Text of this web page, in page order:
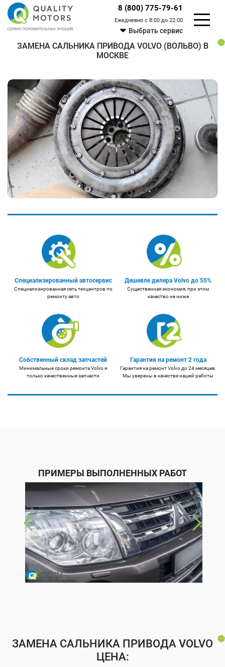
8 (800) 775-79-61
Ежедневно с 8:00 до 22:00
Выбрать сервис
ЗАМЕНА САЛЬНИКА ПРИВОДА VOLVO (ВОЛЬВО) В
МОСКВЕ
Специализированный автосервис
Специализированная сеть техцентров по
ремонту авто
Дешевле дилера Volvo до 55%
Существенная экономия, при этом
качество не ниже
Собственный склад запчастей
Минимальные сроки ремонта Volvo и
только качественные запчасти
Гарантия на ремонт 2 года
Гарантия на ремонт Volvo до 24 месяцев.
Мы уверены в качестве нашей работы
ПРИМЕРЫ ВЫПОЛНЕННЫХ РАБОТ
ЗАМЕНА САЛЬНИКА ПРИВОДА VOLVO
ЦЕНА: